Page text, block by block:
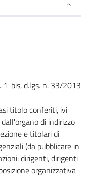
1-bis, d.lgs. n. 33/2013
titolo conferiti, ivi
di indirizzo
e titolari di
(da pubblicare in
dirigenti, dirigenti
organizzativa